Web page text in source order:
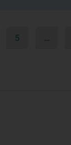
5 …